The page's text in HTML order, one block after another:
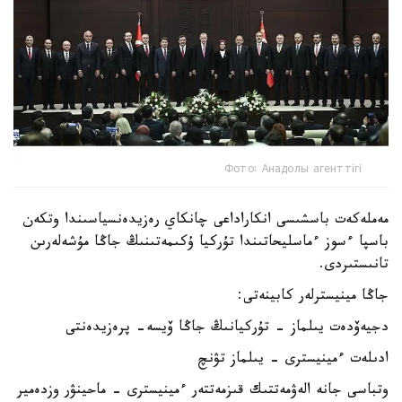
Фото: Анадолы агенттігі
مەملەكەت باسشىسى انكاراداعى چانكاي رەزيدەنسياسىندا وتكەن
باسپا ءسوز ءماسليحاتىندا تۇركيا ۇكىمەتىنىڭ جاڭا مۇشەلەرىن
تانىستىردى.
جاڭا مينيسترلەر كابينەتى:
دجيەۆدەت يىلماز - تۇركيانىڭ جاڭا ۆيسە- پرەزيدەنتى
ادىلەت ءمينيسترى - يىلماز تۋنچ
وتباسى جانە الەۋمەتتىك قىزمەتتەر ءمينيسترى - ماحينۋر وزدەمير